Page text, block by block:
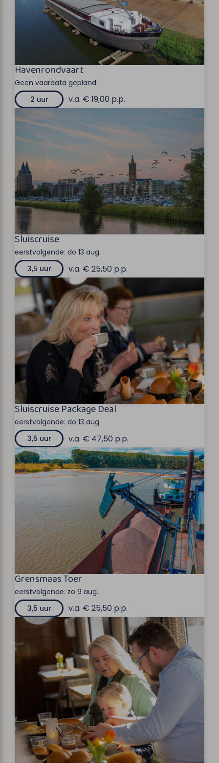
Havenrondvaart
Geen vaardata gepland
2 uur
v.a. € 19,00 p.p.
Sluiscruise
eerstvolgende: do 13 aug.
3,5 uur
v.a. € 25,50 p.p.
Sluiscruise Package Deal
eerstvolgende: do 13 aug.
3,5 uur
v.a. € 47,50 p.p.
Grensmaas Toer
eerstvolgende: zo 9 aug.
3,5 uur
v.a. € 25,50 p.p.